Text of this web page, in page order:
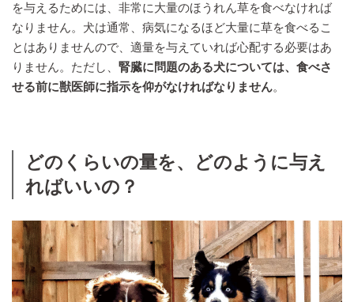
を与えるためには、非常に大量のほうれん草を食べなければ
なりません。犬は通常、病気になるほど大量に草を食べるこ
とはありませんので、適量を与えていれば心配する必要はあ
りません。ただし、 腎臓に問題のある犬については、食べさ
せる前に獣医師に指示を仰がなければなりません。
どのくらいの量を、どのように与え
ればいいの？